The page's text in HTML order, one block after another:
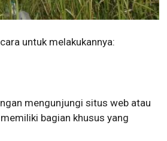
untuk melakukannya:
mengunjungi situs web atau
bagian khusus yang